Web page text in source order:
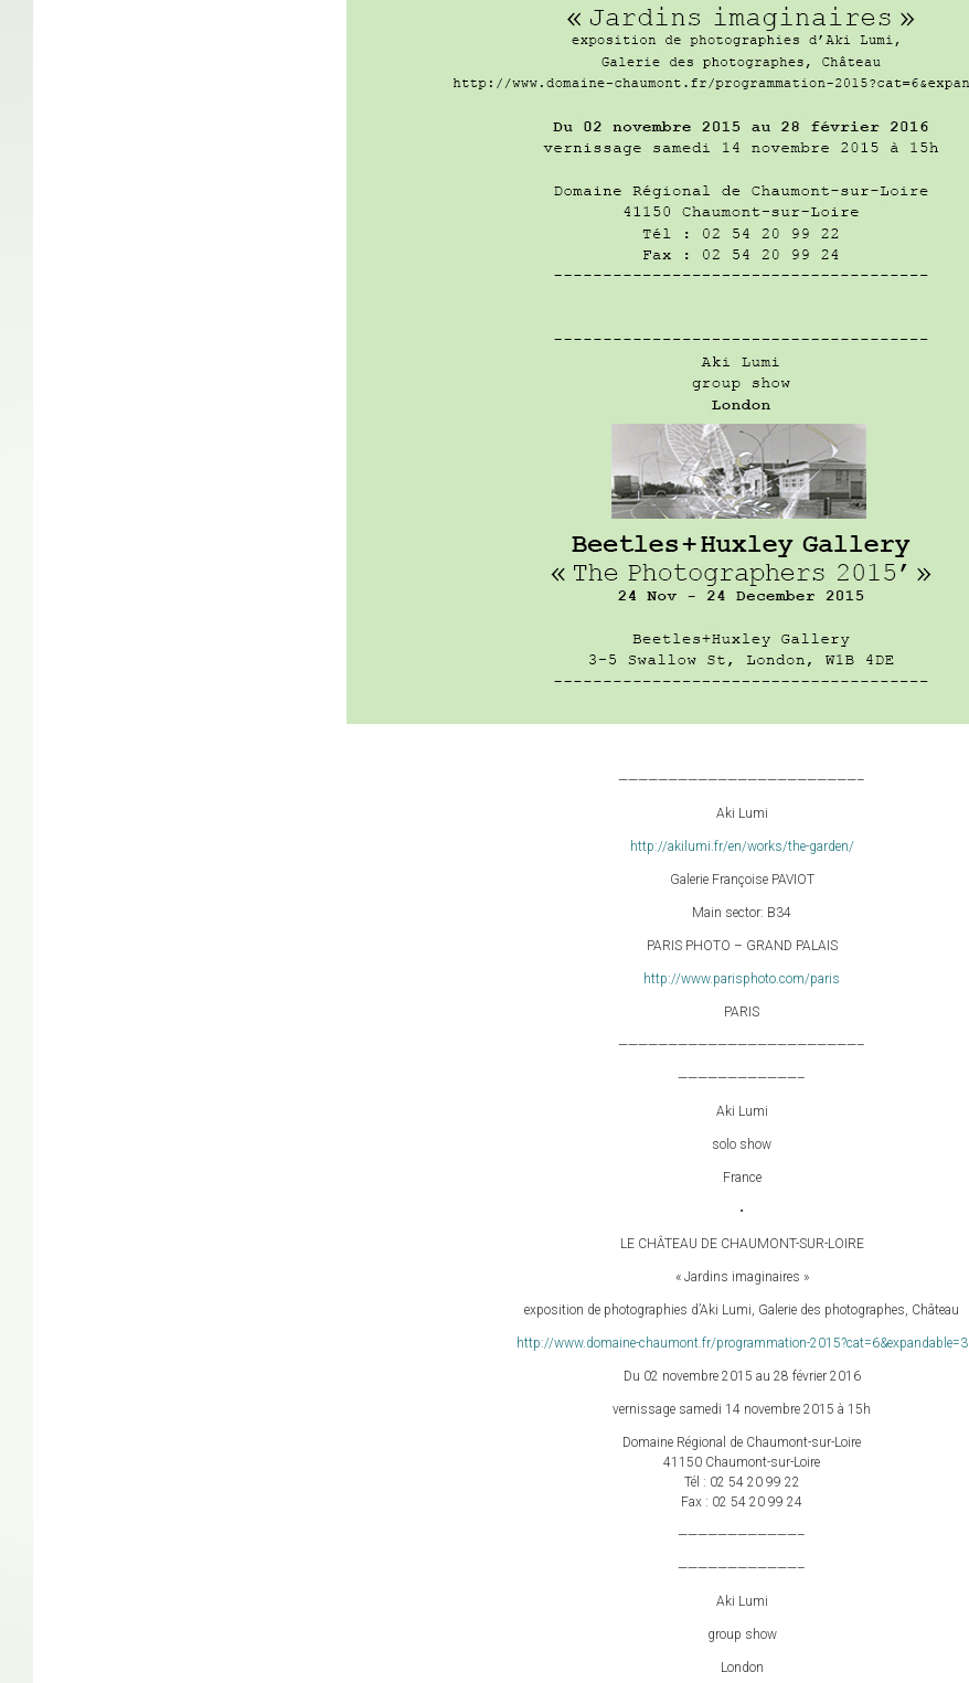
————————————————————————–
Aki Lumi
http://akilumi.fr/en/works/the-garden/
Galerie Françoise PAVIOT
Main sector: B34
PARIS PHOTO – GRAND PALAIS
http://www.parisphoto.com/paris
PARIS
————————————————————————–
————————————–
Aki Lumi
solo show
France
•
LE CHÂTEAU DE CHAUMONT-SUR-LOIRE
« Jardins imaginaires »
exposition de photographies d’Aki Lumi, Galerie des photographes, Château
http://www.domaine-chaumont.fr/programmation-2015?cat=6&expandable=3
Du 02 novembre 2015 au 28 février 2016
vernissage samedi 14 novembre 2015 à 15h
Domaine Régional de Chaumont-sur-Loire
41150 Chaumont-sur-Loire
Tél : 02 54 20 99 22
Fax : 02 54 20 99 24
————————————–
————————————–
Aki Lumi
group show
London